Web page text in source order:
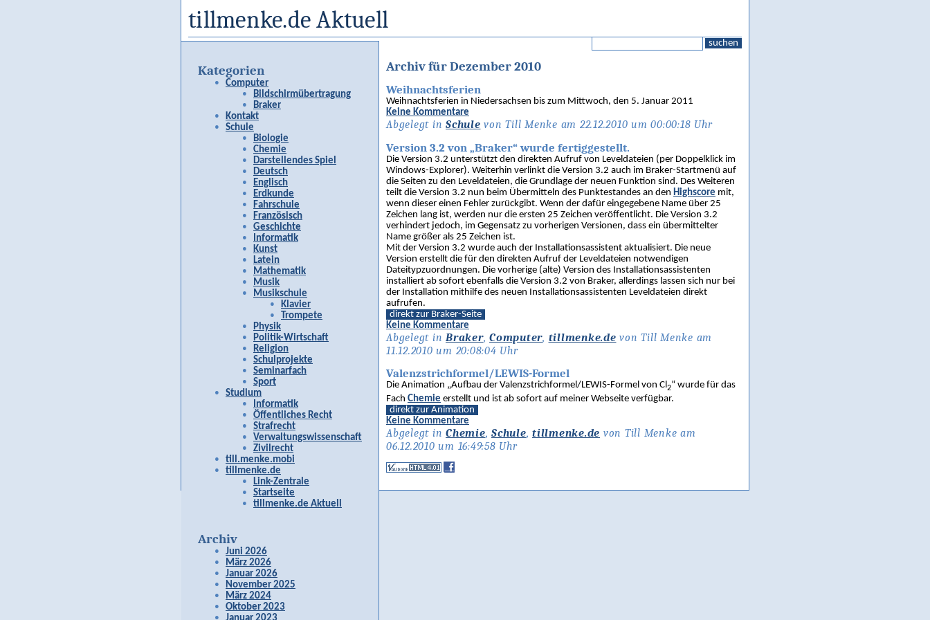
tillmenke.de Aktuell
Kategorien
Computer
Bildschirmübertragung
Braker
Kontakt
Schule
Biologie
Chemie
Darstellendes Spiel
Deutsch
Englisch
Erdkunde
Fahrschule
Französisch
Geschichte
Informatik
Kunst
Latein
Mathematik
Musik
Musikschule
Klavier
Trompete
Physik
Politik-Wirtschaft
Religion
Schulprojekte
Seminarfach
Sport
Studium
Informatik
Öffentliches Recht
Strafrecht
Verwaltungswissenschaft
Zivilrecht
till.menke.mobi
tillmenke.de
Link-Zentrale
Startseite
tillmenke.de Aktuell
Archiv
Juni 2026
März 2026
Januar 2026
November 2025
März 2024
Oktober 2023
suchen
Archiv für Dezember 2010
Weihnachtsferien
Weihnachtsferien in Niedersachsen bis zum Mittwoch, den 5. Januar 2011
Keine Kommentare
Abgelegt in Schule von Till Menke am 22.12.2010 um 00:00:18 Uhr
Version 3.2 von „Braker“ wurde fertiggestellt.
Die Version 3.2 unterstützt den direkten Aufruf von Leveldateien (per Doppelklick im
Windows-Explorer). Weiterhin verlinkt die Version 3.2 auch im Braker-Startmenü auf
die Seiten zu den Leveldateien, die Grundlage der neuen Funktion sind. Des Weiteren
teilt die Version 3.2 nun beim Übermitteln des Punktestandes an den Highscore mit,
wenn dieser einen Fehler zurückgibt. Wenn der dafür eingegebene Name über 25
Zeichen lang ist, werden nur die ersten 25 Zeichen veröffentlicht. Die Version 3.2
verhindert jedoch, im Gegensatz zu vorherigen Versionen, dass ein übermittelter
Name größer als 25 Zeichen ist.
Mit der Version 3.2 wurde auch der Installationsassistent aktualisiert. Die neue
Version erstellt die für den direkten Aufruf der Leveldateien notwendigen
Dateitypzuordnungen. Die vorherige (alte) Version des Installationsassistenten
installiert ab sofort ebenfalls die Version 3.2 von Braker, allerdings lassen sich nur bei
der Installation mithilfe des neuen Installationsassistenten Leveldateien direkt
aufrufen.
direkt zur Braker-Seite
Keine Kommentare
Abgelegt in Braker, Computer, tillmenke.de von Till Menke am
11.12.2010 um 20:08:04 Uhr
Valenzstrichformel/LEWIS-Formel
Die Animation „Aufbau der Valenzstrichformel/LEWIS-Formel von Cl 2“ wurde für das
Fach Chemie erstellt und ist ab sofort auf meiner Webseite verfügbar.
direkt zur Animation
Keine Kommentare
Abgelegt in Chemie, Schule, tillmenke.de von Till Menke am
06.12.2010 um 16:49:58 Uhr